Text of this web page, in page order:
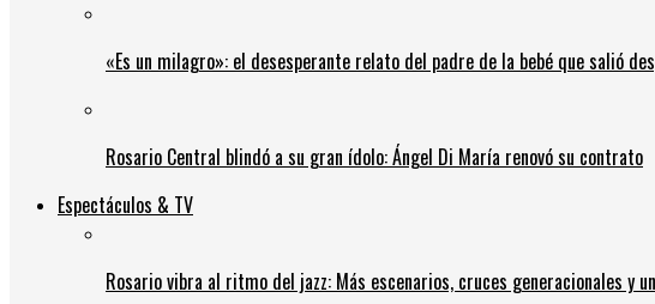
«Es un milagro»: el desesperante relato del padre de la bebé que salió
Rosario Central blindó a su gran ídolo: Ángel Di María renovó su contrato
Espectáculos & TV
Rosario vibra al ritmo del jazz: Más escenarios, cruces generacionales y